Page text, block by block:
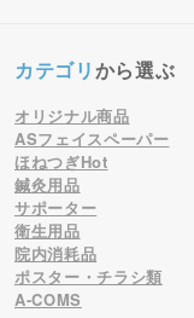
カテゴリから選ぶ
オリジナル商品
ASフェイスペーパー
ほねつぎHot
鍼灸用品
サポーター
衛生用品
院内消耗品
ポスター・チラシ類
A-COMS